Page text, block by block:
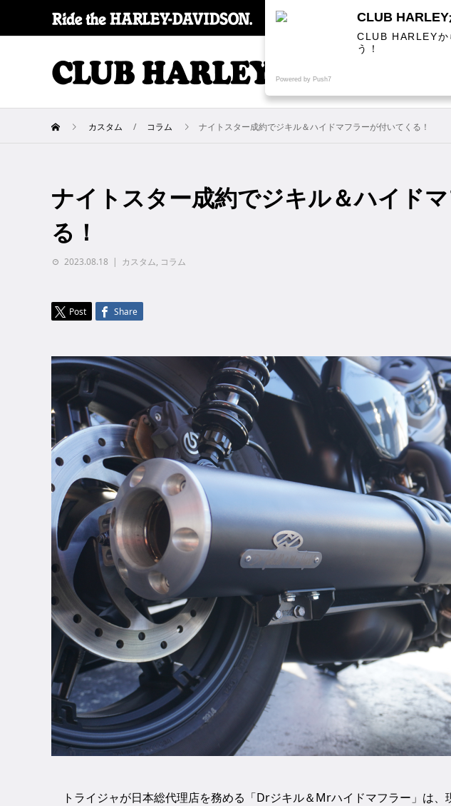
SPECIALCOLUMN
カスタム コラム ナイトスター成約でジキル＆ハイドマフラーが付いてくる！
ナイトスター成約でジキル＆ハイド
る！
2023.08.18 カスタム, コラム
Post Share
トライジャが日本総代理店を務める「Drジキル＆Mrハイドマフラー」は、
CLUB
CLUB HARLEYか
う！
Powered by Push7